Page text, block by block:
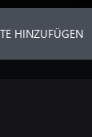
HINZUFÜGEN